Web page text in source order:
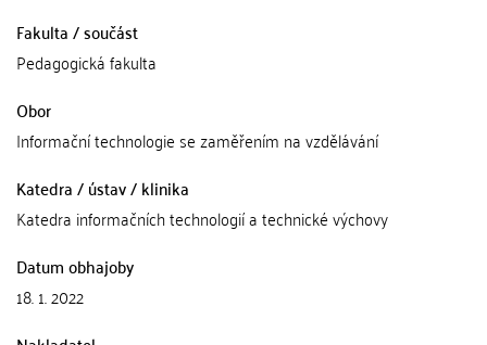
Fakulta / součást
Pedagogická fakulta
Obor
Informační technologie se zaměřením na vzdělávání
Katedra / ústav / klinika
Katedra informačních technologií a technické výchovy
Datum obhajoby
18. 1. 2022